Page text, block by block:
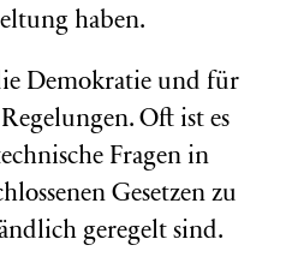
haben.
Demokratie und für
Oft ist es
Fragen in
Gesetzen zu
geregelt sind.